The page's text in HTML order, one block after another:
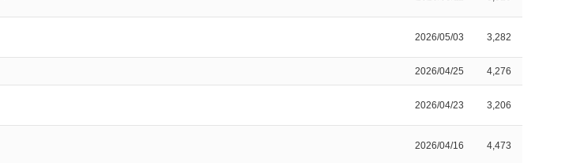
2026/05/03 3,282
2026/04/25 4,276
2026/04/23 3,206
2026/04/16 4,473